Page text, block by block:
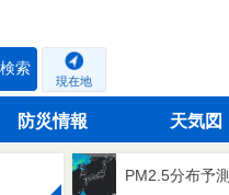
検索
現在地
防災情報 天気図
PM2.5分布予測